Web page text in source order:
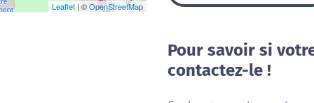
Leaflet | ©OpenStreetMap
Pour savoir si
contactez-le !